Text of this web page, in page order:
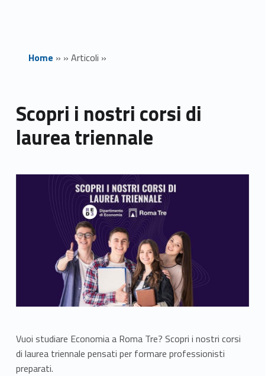
Home » » Articoli »
Scopri i nostri corsi di
laurea triennale
Link identifier archive #link-archive-thumb-soap-55401
Vuoi studiare Economia a Roma Tre? Scopri i nostri corsi
di laurea triennale pensati per formare professionisti
preparati.